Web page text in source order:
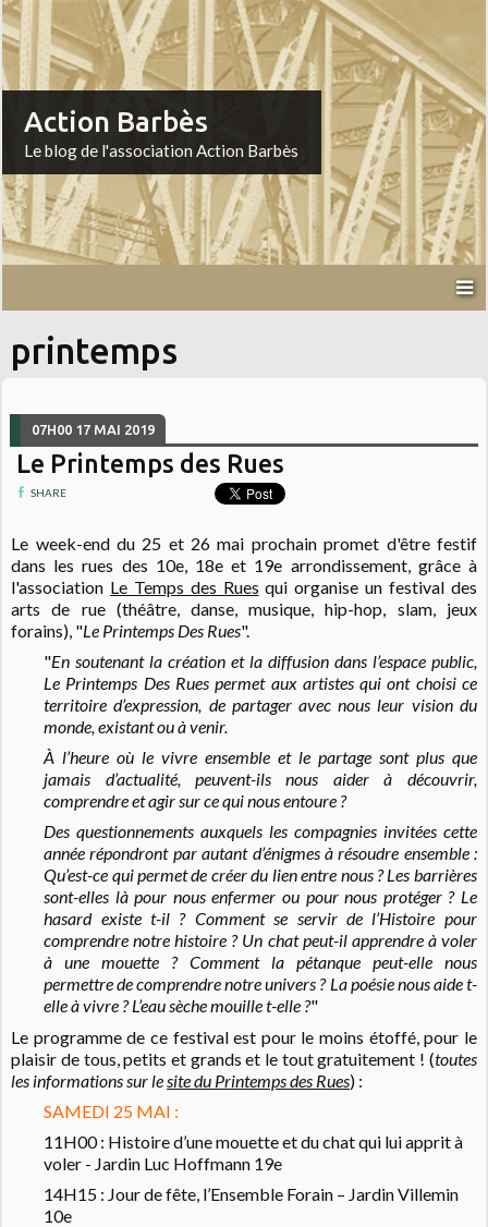
Action Barbès
Le blog de l'association Action Barbès
printemps
07H00 17 MAI 2019
Le Printemps des Rues
SHARE
Le week-end du 25 et 26 mai prochain promet d'être festif
dans les rues des 10e, 18e et 19e arrondissement, grâce à
l'association Le Temps des Rues qui organise un festival des
arts de rue (théâtre, danse, musique, hip-hop, slam, jeux
forains), "Le Printemps Des Rues".
"En soutenant la création et la diffusion dans l’espace public,
Le Printemps Des Rues permet aux artistes qui ont choisi ce
territoire d’expression, de partager avec nous leur vision du
monde, existant ou à venir.
À l’heure où le vivre ensemble et le partage sont plus que
jamais d’actualité, peuvent-ils nous aider à découvrir,
comprendre et agir sur ce qui nous entoure ?
Des questionnements auxquels les compagnies invitées cette
année répondront par autant d’énigmes à résoudre ensemble :
Qu’est-ce qui permet de créer du lien entre nous ? Les barrières
sont-elles là pour nous enfermer ou pour nous protéger ? Le
hasard existe t-il ? Comment se servir de l’Histoire pour
comprendre notre histoire ? Un chat peut-il apprendre à voler
à une mouette ? Comment la pétanque peut-elle nous
permettre de comprendre notre univers ? La poésie nous aide t-
elle à vivre ? L’eau sèche mouille t-elle ?"
Le programme de ce festival est pour le moins étoffé, pour le
plaisir de tous, petits et grands et le tout gratuitement ! (toutes
les informations sur le site du Printemps des Rues) :
SAMEDI 25 MAI :
11H00 : Histoire d’une mouette et du chat qui lui apprit à
voler - Jardin Luc Hoffmann 19e
14H15 : Jour de fête, l’Ensemble Forain – Jardin Villemin
10e